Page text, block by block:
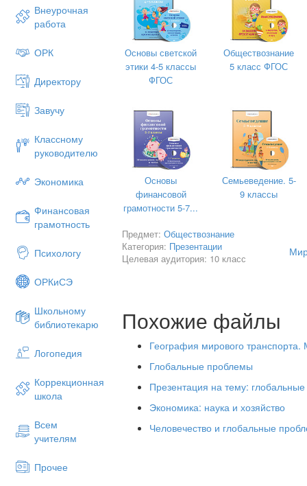
Внеурочная
работа
ОРК
Директору
Завучу
Классному
руководителю
Экономика
Финансовая
грамотность
Психологу
ОРКиСЭ
Школьному
библиотекарю
Логопедия
Коррекционная
школа
Всем
учителям
Прочее
ПЛАН УРОКА
Что такое мировая экономика
Международная торговля
Глобальные проблемы
стран, связанных между
Основы светской
этики 4-5 классы
ФГОС
Обществознание
5 класс ФГОС
Основы
финансовой
грамотности 5-7...
Семьеведение. 5-
9 классы
Предмет:Обществознание
Категория: Презентации
Целевая аудитория: 10 класс
Похожие файлы
География мирового
Глобальные проблемы
Презентация на тему:
Экономика: наука и хозяйство
Человечество и глобальные